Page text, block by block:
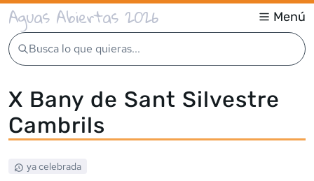
Aguas Abiertas 2026 Menú
Busca lo que quieras...
X Bany de Sant Silvestre
Cambrils
ya celebrada